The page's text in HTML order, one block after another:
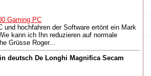
Gaming PC
und hochfahren der Software ertönt ein Mark
kann ich Ihn reduzieren auf normale
Grüsse Roger...
deutsch De Longhi Magnifica Secam